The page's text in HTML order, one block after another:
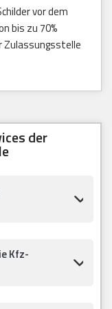
vor dem
bis zu 70%
Zulassungsstelle
der
Kfz-